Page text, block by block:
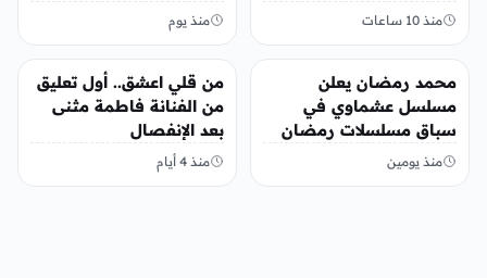
منذ 10 ساعات منذ يوم
محمد رمضان يعلن
مسلسل عشماوي في
سباق مسلسلات رمضان
2027
منذ يومين
من قلي اعشق.. أول تعليق
من الفنانة فاطمة مثنى
بعد الإنفصال
منذ 4 أيام